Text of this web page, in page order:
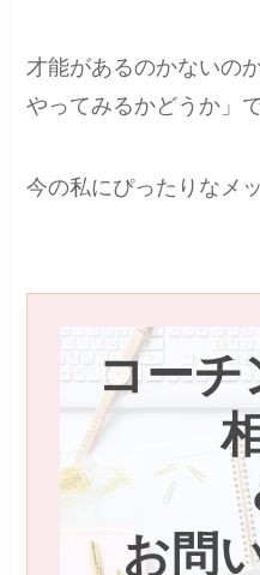
才能があるのかないの
やってみるかどうか」で
今の私にぴったりなメ
コーチ
お問